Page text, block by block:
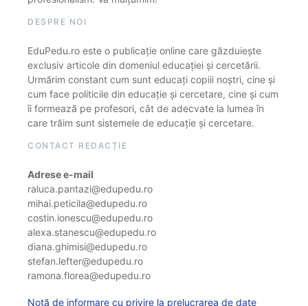
DESPRE NOI
EduPedu.ro este o publicație online care găzduiește
exclusiv articole din domeniul educației și cercetării.
Urmărim constant cum sunt educați copiii noștri, cine și
cum face politicile din educație și cercetare, cine și cum
îi formează pe profesori, cât de adecvate la lumea în
care trăim sunt sistemele de educație și cercetare.
CONTACT REDACȚIE
Adrese e-mail
raluca.pantazi@edupedu.ro
mihai.peticila@edupedu.ro
costin.ionescu@edupedu.ro
alexa.stanescu@edupedu.ro
diana.ghimisi@edupedu.ro
stefan.lefter@edupedu.ro
ramona.florea@edupedu.ro
Notă de informare cu privire la prelucrarea de date